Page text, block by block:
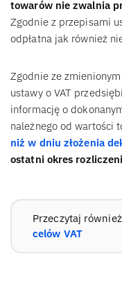
towarów nie zwalnia
Zgodnie z przepisami
odpłatna jak również
Zgodnie ze
ustawy o VAT
informację o
należnego od wartości
niż w dniu złożenia
ostatni okres
Przeczytaj
celów VAT